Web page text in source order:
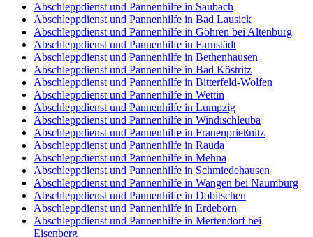
Abschleppdienst und Pannenhilfe in Saubach
Abschleppdienst und Pannenhilfe in Bad Lausick
Abschleppdienst und Pannenhilfe in Göhren bei Altenburg
Abschleppdienst und Pannenhilfe in Farnstädt
Abschleppdienst und Pannenhilfe in Bethenhausen
Abschleppdienst und Pannenhilfe in Bad Köstritz
Abschleppdienst und Pannenhilfe in Bitterfeld-Wolfen
Abschleppdienst und Pannenhilfe in Wettin
Abschleppdienst und Pannenhilfe in Lumpzig
Abschleppdienst und Pannenhilfe in Windischleuba
Abschleppdienst und Pannenhilfe in Frauenprießnitz
Abschleppdienst und Pannenhilfe in Rauda
Abschleppdienst und Pannenhilfe in Mehna
Abschleppdienst und Pannenhilfe in Schmiedehausen
Abschleppdienst und Pannenhilfe in Wangen bei Naumburg
Abschleppdienst und Pannenhilfe in Dobitschen
Abschleppdienst und Pannenhilfe in Erdeborn
Abschleppdienst und Pannenhilfe in Mertendorf bei
Eisenberg